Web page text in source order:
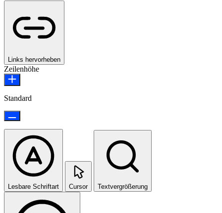
Links hervorheben
Zeilenhöhe
Standard
Lesbare Schriftart Cursor Textvergrößerung